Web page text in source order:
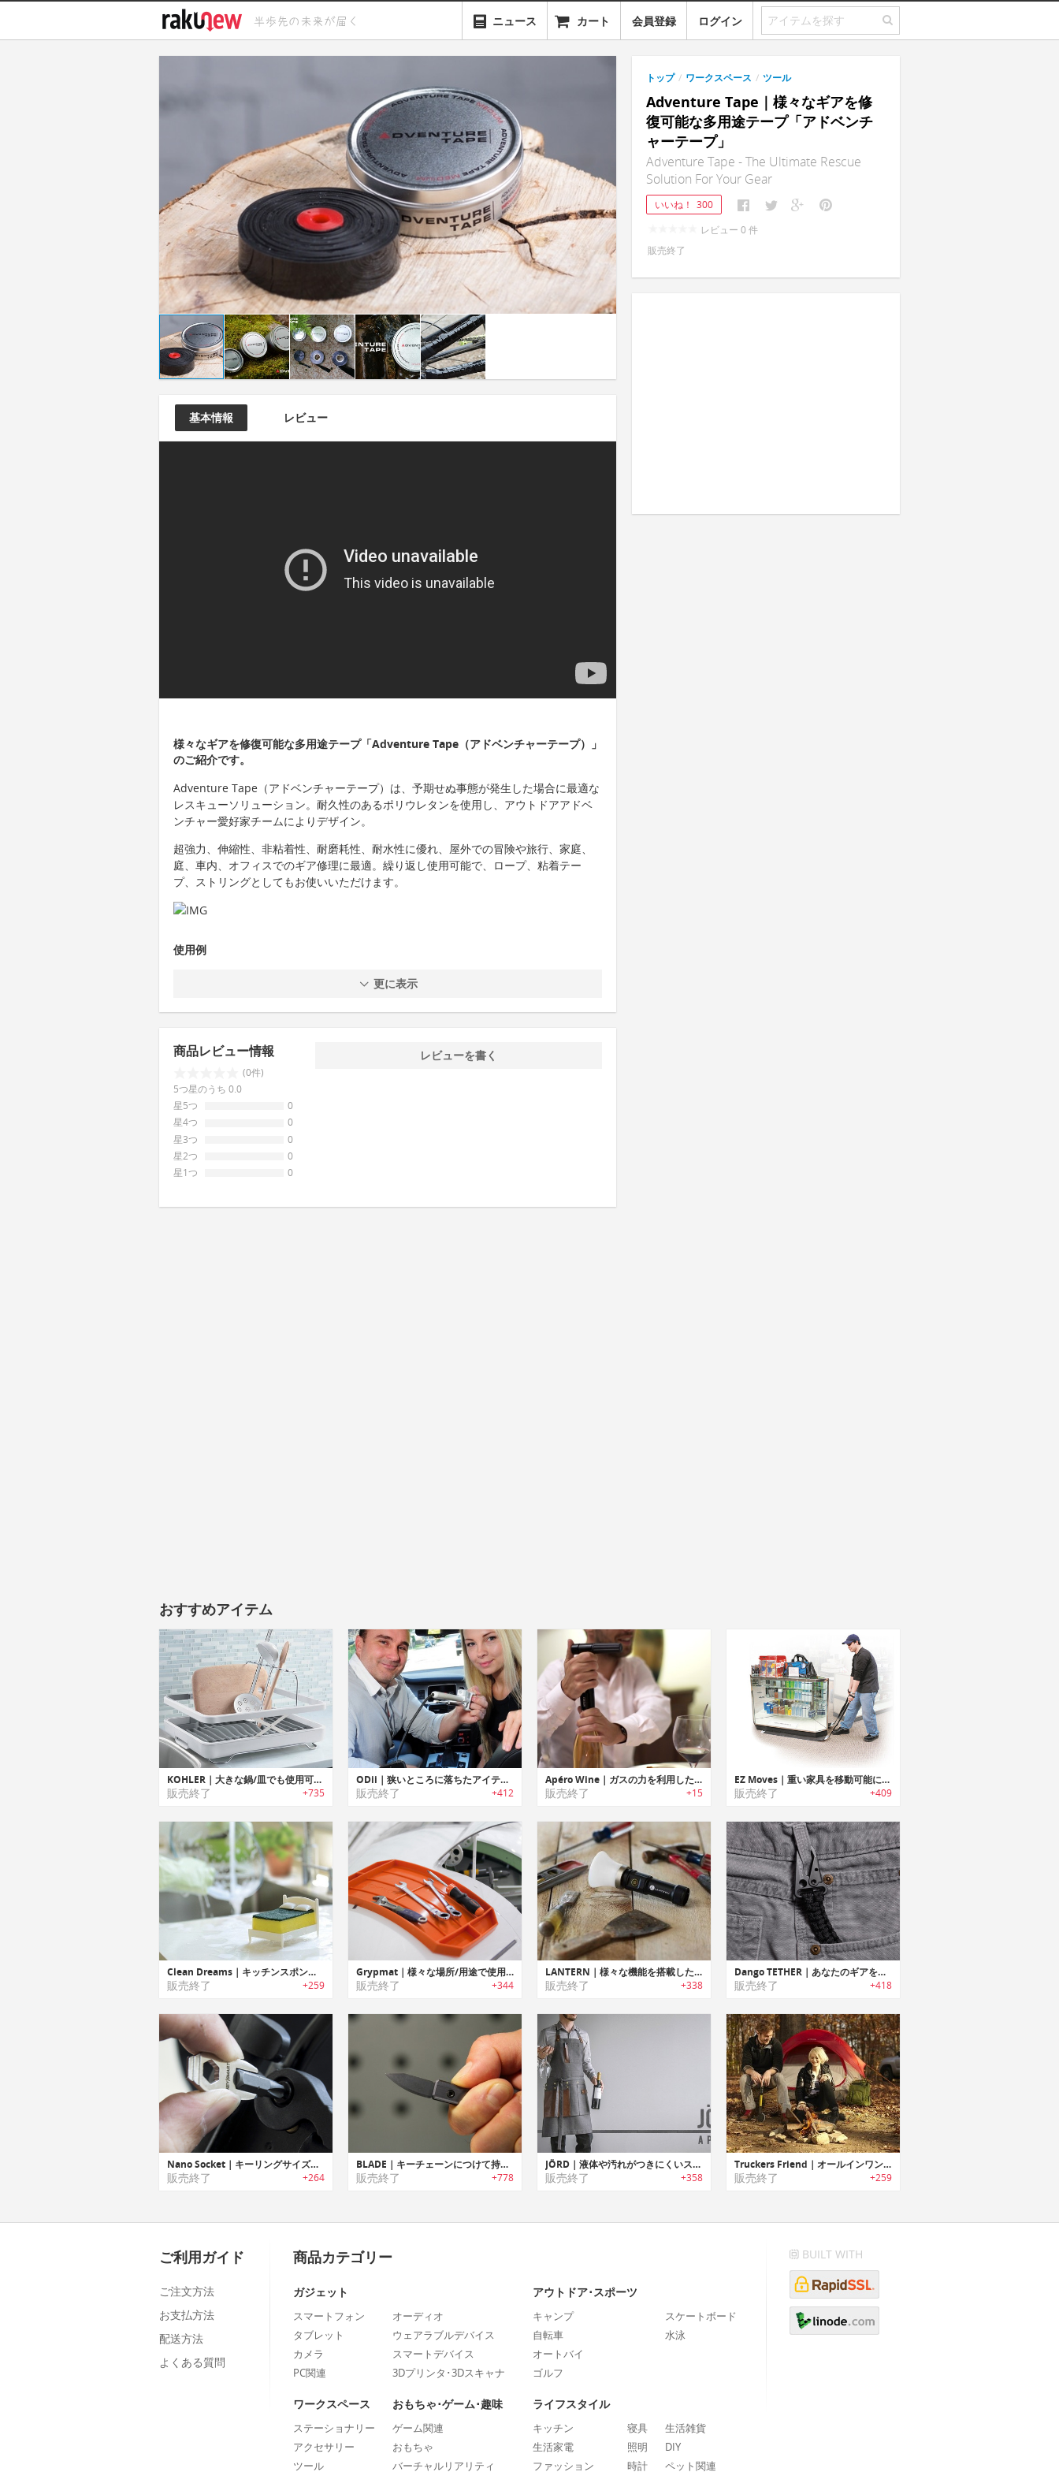
ニュース カート 会員登録 ログイン
基本情報 レビュー
様々なギアを修復可能な多用途テープ「Adventure Tape（アドベンチャーテープ）」
のご紹介です。
Adventure Tape（アドベンチャーテープ）は、予期せぬ事態が発生した場合に最適な
レスキューソリューション。耐久性のあるポリウレタンを使用し、アウトドアアドベ
ンチャー愛好家チームによりデザイン。
超強力、伸縮性、非粘着性、耐磨耗性、耐水性に優れ、屋外での冒険や旅行、家庭、
庭、車内、オフィスでのギア修理に最適。繰り返し使用可能で、ロープ、粘着テー
プ、ストリングとしてもお使いいただけます。
使用例
更に表示
商品レビュー情報
(0件)
5つ星のうち 0.0
星5つ
0
星4つ
0
星3つ
0
星2つ
0
星1つ
0
レビューを書く
トップ / ワークスペース / ツール
Adventure Tape｜様々なギアを修
復可能な多用途テープ「アドベンチ
ャーテープ」
Adventure Tape - The Ultimate Rescue
Solution For Your Gear
いいね！ 300
レビュー 0 件
販売終了
おすすめアイテム
KOHLER｜大きな鍋/皿でも使用可能なワイングラスラック付きディッシュラック
販売終了 +735
ODii｜狭いところに落ちたアイテムを取り出せる便利なピックアップツール「オディー」
販売終了 +412
Apéro Wine｜ガスの力を利用したワインオープナー「アペロワイン」
販売終了 +15
EZ Moves｜重い家具を移動可能にするスライド移動システム「イージームーブ」
販売終了 +409
Clean Dreams｜キッチンスポンジホルダー「クリーンドリーム」
販売終了 +259
Grypmat｜様々な場所/用途で使用可能なノンスリップツールトレイ「グリップマット」
販売終了 +344
LANTERN｜様々な機能を搭載したアウトドアや自転車でも利用可能なポータブルランタン
販売終了 +338
Dango TETHER｜あなたのギアを安全かつ健全に保つコブラウィーブ550パラコードテザー
販売終了 +418
Nano Socket｜キーリングサイズスクリュードライバー「ナノソケット」
販売終了 +264
BLADE｜キーチェーンにつけて持ち運び可能なチタン製EDCナイフ「ブレード」
販売終了 +778
JÖRD｜液体や汚れがつきにくいスタイリッシュ5イン1エプロン「ジョード」
販売終了 +358
Truckers Friend｜オールインワン多目的サバイバルツール「トラッカーズフレンド」
販売終了 +259
ご利用ガイド
ご注文方法
お支払方法
配送方法
よくある質問
商品カテゴリー
ガジェット
スマートフォン
タブレット
カメラ
PC関連
オーディオ
ウェアラブルデバイス
スマートデバイス
3Dプリンタ･3Dスキャナ
アウトドア･スポーツ
キャンプ
自転車
オートバイ
ゴルフ
スケートボード
水泳
ワークスペース
ステーショナリー
アクセサリー
ツール
おもちゃ･ゲーム･趣味
ゲーム関連
おもちゃ
バーチャルリアリティ
ライフスタイル
キッチン
生活家電
ファッション
寝具
照明
時計
生活雑貨
DIY
ペット関連
BUILT WITH